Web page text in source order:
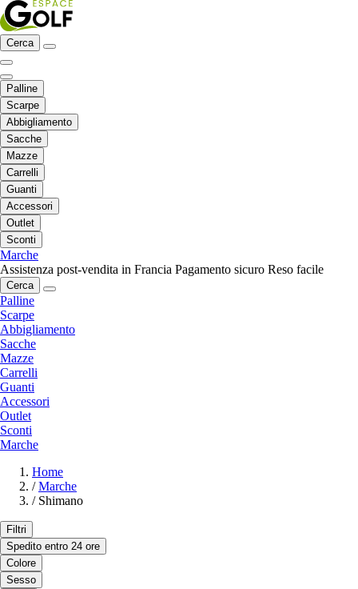
Cerca
Palline
Scarpe
Abbigliamento
Sacche
Mazze
Carrelli
Guanti
Accessori
Outlet
Sconti
Marche
Assistenza post-vendita in Francia Pagamento sicuro Reso facile
Cerca
Palline
Scarpe
Abbigliamento
Sacche
Mazze
Carrelli
Guanti
Accessori
Outlet
Sconti
Marche
Home
/ Marche
/ Shimano
Filtri
Spedito entro 24 ore
Colore
Sesso